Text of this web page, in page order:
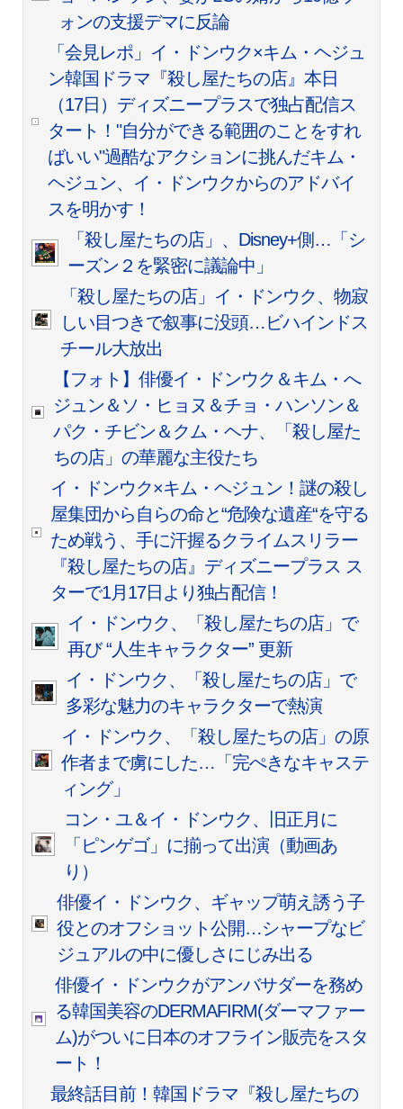
ォンの支援デマに反論
「会見レポ」イ・ドンウク×キム・ヘジュ
ン韓国ドラマ『殺し屋たちの店』本日
（17日）ディズニープラスで独占配信ス
タート！"自分ができる範囲のことをすれ
ばいい"過酷なアクションに挑んだキム・
ヘジュン、イ・ドンウクからのアドバイ
スを明かす！
「殺し屋たちの店」、Disney+側…「シ
ーズン２を緊密に議論中」
「殺し屋たちの店」イ・ドンウク、物寂
しい目つきで叙事に没頭…ビハインドス
チール大放出
【フォト】俳優イ・ドンウク＆キム・へ
ジュン＆ソ・ヒョヌ＆チョ・ハンソン＆
パク・チビン＆クム・ヘナ、「殺し屋た
ちの店」の華麗な主役たち
イ・ドンウク×キム・ヘジュン！謎の殺し
屋集団から自らの命と“危険な遺産“を守る
ため戦う、手に汗握るクライムスリラー
『殺し屋たちの店』ディズニープラス ス
ターで1月17日より独占配信！
イ・ドンウク、「殺し屋たちの店」で
再び “人生キャラクター” 更新
イ・ドンウク、「殺し屋たちの店」で
多彩な魅力のキャラクターで熱演
イ・ドンウク、「殺し屋たちの店」の原
作者まで虜にした…「完ぺきなキャステ
ィング」
コン・ユ＆イ・ドンウク、旧正月に
「ピンゲゴ」に揃って出演（動画あ
り）
俳優イ・ドンウク、ギャップ萌え誘う子
役とのオフショット公開…シャープなビ
ジュアルの中に優しさにじみ出る
俳優イ・ドンウクがアンバサダーを務め
る韓国美容のDERMAFIRM(ダーマファー
ム)がついに日本のオフライン販売をスタ
ート！
最終話目前！韓国ドラマ『殺し屋たちの